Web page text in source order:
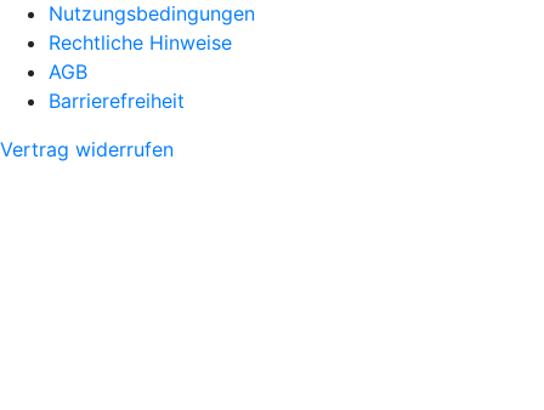
Nutzungsbedingungen
Rechtliche Hinweise
AGB
Barrierefreiheit
Vertrag widerrufen